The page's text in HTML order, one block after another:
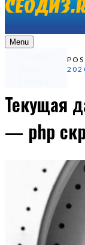
Menu
Текущая
— php